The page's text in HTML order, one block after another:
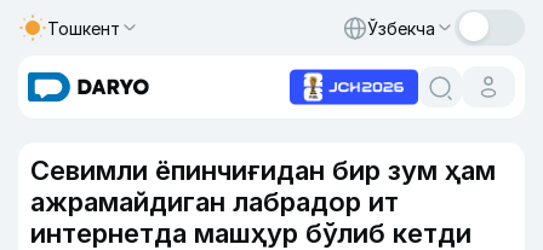
Тошкент Ўзбекча
Севимли ёпинчиғидан бир зум ҳам
ажрамайдиган лабрадор ит
интернетда машҳур бўлиб кетди